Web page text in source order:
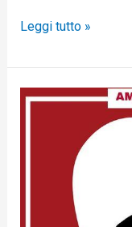
Leggi tutto »
L’amore